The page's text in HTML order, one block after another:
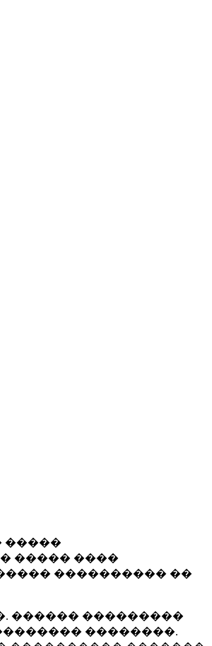
�����
����� ����
���������� ��
������ ���������
��������.